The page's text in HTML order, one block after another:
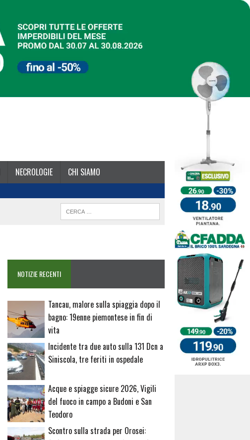
NECROLOGIE CHI SIAMO
NOTIZIE RECENTI
Tancau, malore sulla spiaggia dopo il
bagno: 19enne piemontese in fin di
vita
Incidente tra due auto sulla 131 Dcn a
Siniscola, tre feriti in ospedale
Acque e spiagge sicure 2026, Vigili
del fuoco in campo a Budoni e San
Teodoro
Scontro sulla strada per Orosei: